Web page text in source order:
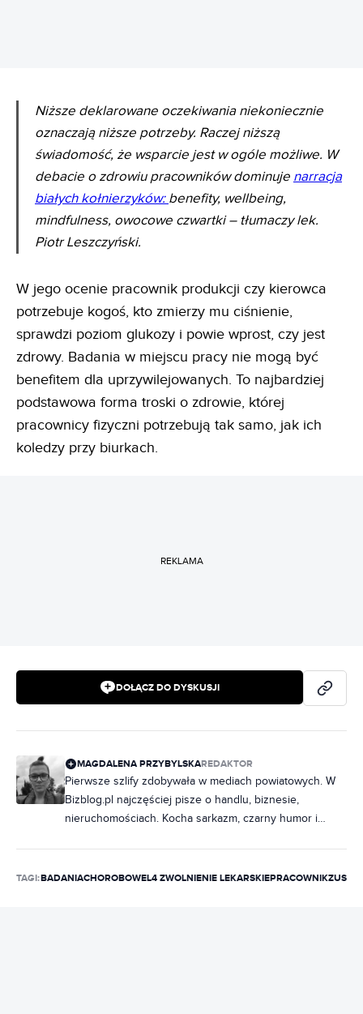
Niższe deklarowane oczekiwania niekoniecznie
oznaczają niższe potrzeby. Raczej niższą
świadomość, że wsparcie jest w ogóle możliwe. W
debacie o zdrowiu pracowników dominuje narracja
białych kołnierzyków: benefity, wellbeing,
mindfulness, owocowe czwartki – tłumaczy lek.
Piotr Leszczyński.
W jego ocenie pracownik produkcji czy kierowca
potrzebuje kogoś, kto zmierzy mu ciśnienie,
sprawdzi poziom glukozy i powie wprost, czy jest
zdrowy. Badania w miejscu pracy nie mogą być
benefitem dla uprzywilejowanych. To najbardziej
podstawowa forma troski o zdrowie, której
pracownicy fizyczni potrzebują tak samo, jak ich
koledzy przy biurkach.
REKLAMA
DOŁĄCZ DO DYSKUSJI
MAGDALENA PRZYBYLSKAREDAKTOR
Pierwsze szlify zdobywała w mediach powiatowych. W
Bizblog.pl najczęściej pisze o handlu, biznesie,
nieruchomościach. Kocha sarkazm, czarny humor i
TAGI:BADANIACHOROBOWEL4 ZWOLNIENIE LEKARSKIEPRACOWNIKZUS